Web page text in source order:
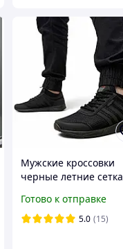
Мужские кроссовки
черные летние сетка
Готово к отправке
5.0 (15)